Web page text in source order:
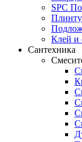
SPC
Клей и
Сантехника